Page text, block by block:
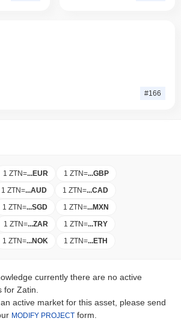
#166
1 ZTN=...EUR 1 ZTN=...GBP
1 ZTN=...AUD 1 ZTN=...CAD
1 ZTN=...SGD 1 ZTN=...MXN
1 ZTN=...ZAR 1 ZTN=...TRY
1 ZTN=...NOK 1 ZTN=...ETH
currently there are no active
for Zatin.
active market for this asset, please send
MODIFY PROJECT form.